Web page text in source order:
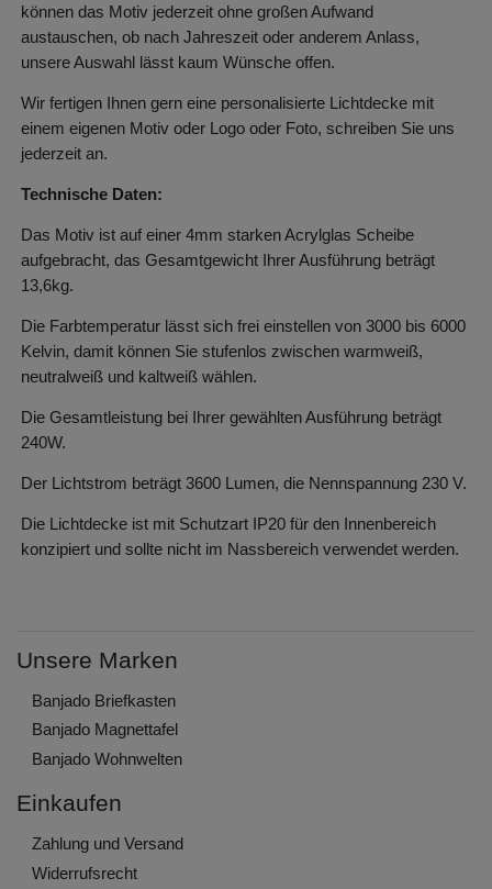
können das Motiv jederzeit ohne großen Aufwand
austauschen, ob nach Jahreszeit oder anderem Anlass,
unsere Auswahl lässt kaum Wünsche offen.
Wir fertigen Ihnen gern eine personalisierte Lichtdecke mit
einem eigenen Motiv oder Logo oder Foto, schreiben Sie uns
jederzeit an.
Technische Daten:
Das Motiv ist auf einer 4mm starken Acrylglas Scheibe
aufgebracht, das Gesamtgewicht Ihrer Ausführung beträgt
13,6kg.
Die Farbtemperatur lässt sich frei einstellen von 3000 bis 6000
Kelvin, damit können Sie stufenlos zwischen warmweiß,
neutralweiß und kaltweiß wählen.
Die Gesamtleistung bei Ihrer gewählten Ausführung beträgt
240W.
Der Lichtstrom beträgt 3600 Lumen, die Nennspannung 230 V.
Die Lichtdecke ist mit Schutzart IP20 für den Innenbereich
konzipiert und sollte nicht im Nassbereich verwendet werden.
Unsere Marken
Banjado Briefkasten
Banjado Magnettafel
Banjado Wohnwelten
Einkaufen
Zahlung und Versand
Widerrufs­recht